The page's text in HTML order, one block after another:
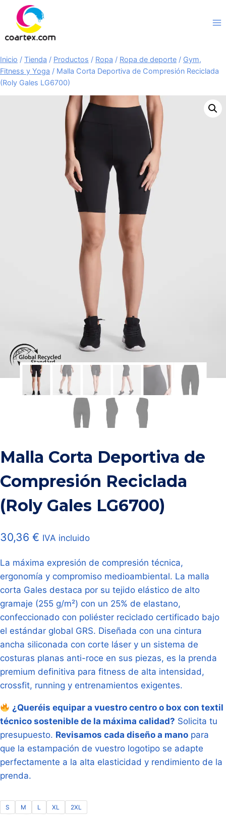
Saltar
contenido
Inicio / Tienda / Productos / Ropa / Ropa de deporte / Gym,
Fitness y Yoga / Malla Corta Deportiva de Compresión Reciclada
(Roly Gales LG6700)
Malla Corta Deportiva de
Compresión Reciclada
(Roly Gales LG6700)
30,36 € IVA incluido
La máxima expresión de compresión técnica,
ergonomía y compromiso medioambiental. La malla
corta Gales destaca por su tejido elástico de alto
gramaje (255 g/m²) con un 25% de elastano,
confeccionado con poliéster reciclado certificado bajo
el estándar global GRS. Diseñada con una cintura
ancha siliconada con corte láser y un sistema de
costuras planas anti-roce en sus piezas, es la prenda
premium definitiva para fitness de alta intensidad,
crossfit, running y entrenamientos exigentes.
¿Queréis equipar a vuestro centro o box con textil
técnico sostenible de la máxima calidad? Solicita tu
presupuesto. Revisamos cada diseño a mano para
que la estampación de vuestro logotipo se adapte
perfectamente a la alta elasticidad y rendimiento de la
prenda.
S M L XL 2XL